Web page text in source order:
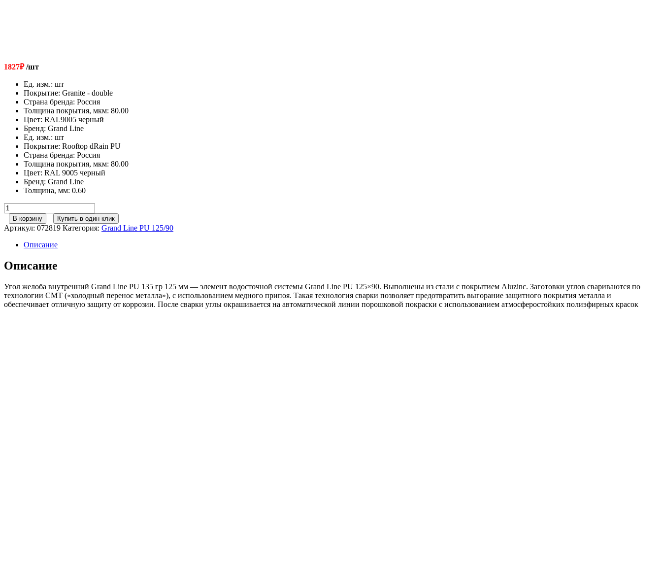
1827₽/шт
Ед. изм.: шт
Покрытие: Granite - double
Страна бренда: Россия
Толщина покрытия, мкм: 80.00
Цвет: RAL9005 черный
Бренд: Grand Line
Ед. изм.: шт
Покрытие: Rooftop dRain PU
Страна бренда: Россия
Толщина покрытия, мкм: 80.00
Цвет: RAL 9005 черный
Бренд: Grand Line
Толщина, мм: 0.60
Количество
товара
Угол
желоба
внутренний
PU
135
125
мм
RAL
В корзину Купить в один клик
Артикул: 072819 Категория: Grand Line РU 125/90
Описание
Описание
Угол желоба внутренний Grand Line PU 135 гр 125 мм — элемент водосточной системы Grand Line PU 125×90. Выполнены из стали с покрытием Aluzinc. Заготовки углов свариваются по
технологии CMT («холодный перенос металла»), с использованием медного припоя. Такая технология сварки позволяет предотвратить выгорание защитного покрытия металла и
обеспечивает отличную защиту от коррозии. После сварки углы окрашивается на автоматической линии порошковой покраски с использованием атмосферостойких полиэфирных красок